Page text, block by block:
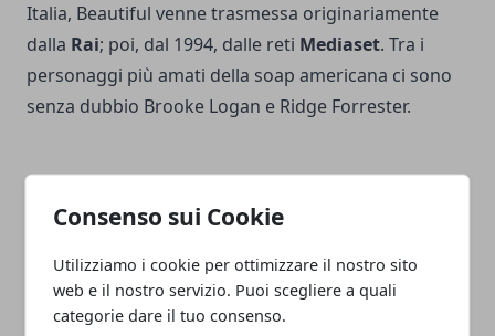
Consenso sui Cookie
Utilizziamo i cookie per ottimizzare il nostro sito
web e il nostro servizio. Puoi scegliere a quali
categorie dare il tuo consenso.
Italia, Beautiful venne trasmessa originariamente
dalla Rai; poi, dal 1994, dalle reti Mediaset. Tra i
personaggi più amati della soap americana ci sono
senza dubbio Brooke Logan e Ridge Forrester.